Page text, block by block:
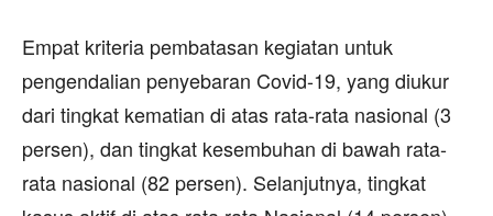
Empat kriteria pembatasan kegiatan untuk
pengendalian penyebaran Covid-19, yang diukur
dari tingkat kematian di atas rata-rata nasional (3
persen), dan tingkat kesembuhan di bawah rata-
rata nasional (82 persen). Selanjutnya, tingkat